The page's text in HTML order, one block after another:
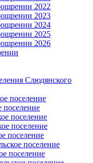
2022
2023
2024
2025
2026
Слюдянского
поселение
поселение
поселение
поселение
поселение
поселение
поселение